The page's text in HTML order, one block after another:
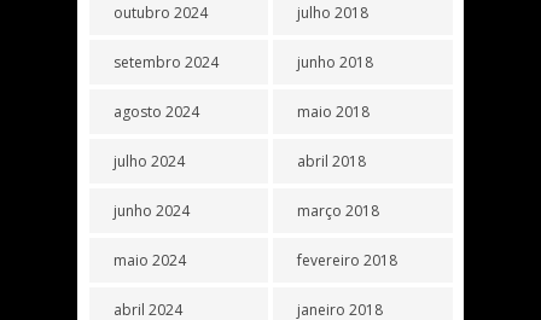
outubro 2024
setembro 2024
agosto 2024
julho 2024
junho 2024
maio 2024
abril 2024
julho 2018
junho 2018
maio 2018
abril 2018
março 2018
fevereiro 2018
janeiro 2018